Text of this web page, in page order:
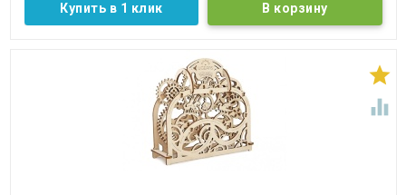
Купить в 1 клик

